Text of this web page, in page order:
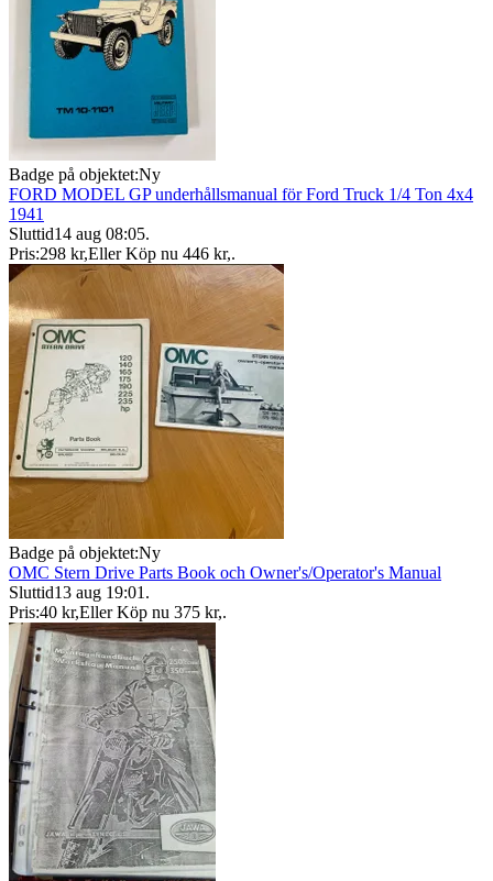
Badge på objektet:Ny
FORD MODEL GP underhållsmanual för Ford Truck 1/4 Ton 4x4
1941
Sluttid14 aug 08:05.
Pris:298 kr,Eller Köp nu 446 kr,.
Badge på objektet:Ny
OMC Stern Drive Parts Book och Owner's/Operator's Manual
Sluttid13 aug 19:01 .
Pris:40 kr,Eller Köp nu 375 kr,.